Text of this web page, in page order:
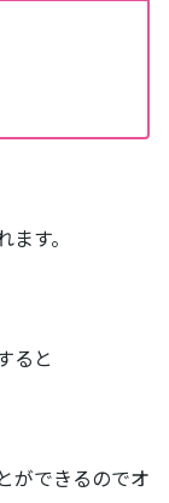
す。
ると
ができるのでオ